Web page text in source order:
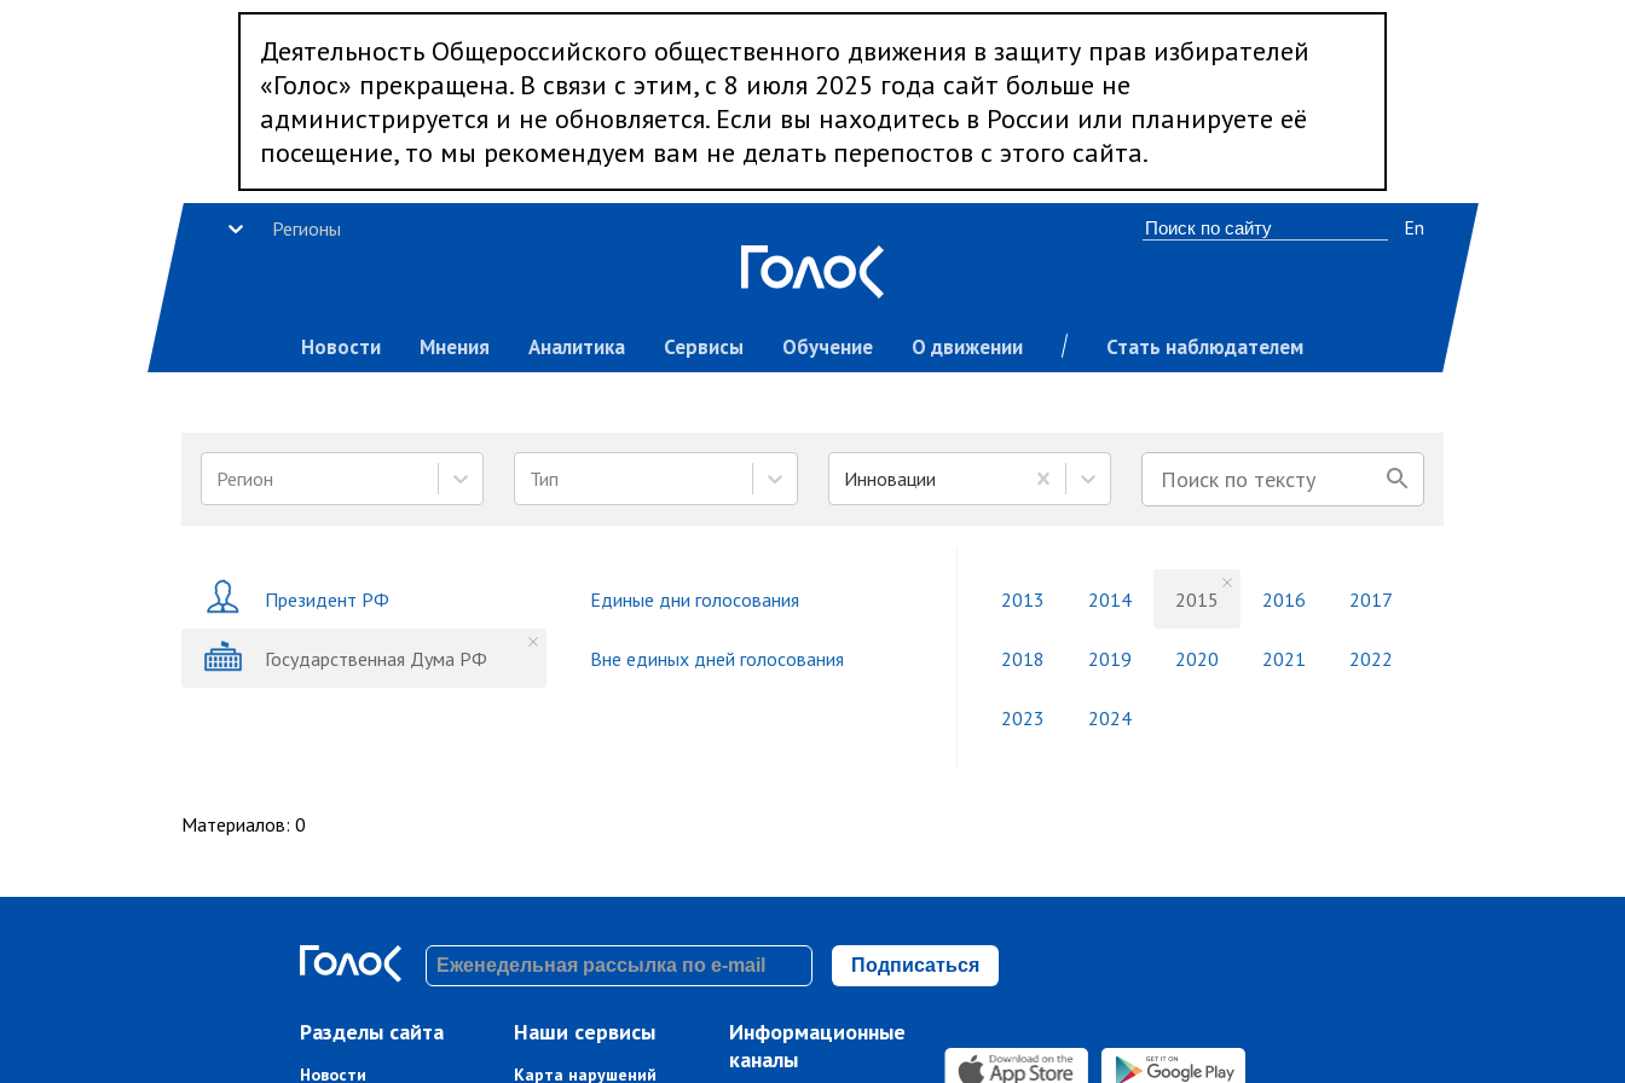
Деятельность Общероссийского общественного движения в защиту прав избирателей
«Голос» прекращена. В связи с этим, с 8 июля 2025 года сайт больше не
администрируется и не обновляется. Если вы находитесь в России или планируете её
посещение, то мы рекомендуем вам не делать перепостов с этого сайта.
Регионы
Новости Мнения Аналитика Сервисы Обучение О движении Стать наблюдателем
En
Регион Тип Инновации
Президент РФ
Государственная Дума РФ
Единые дни голосования
Вне единых дней голосования
2013 2014 2015 2016 2017
2018 2019 2020 2021 2022
2023 2024
Материалов: 0
Подписаться
Разделы сайта
Новости
Наши сервисы
Карта нарушений
Информационные
каналы